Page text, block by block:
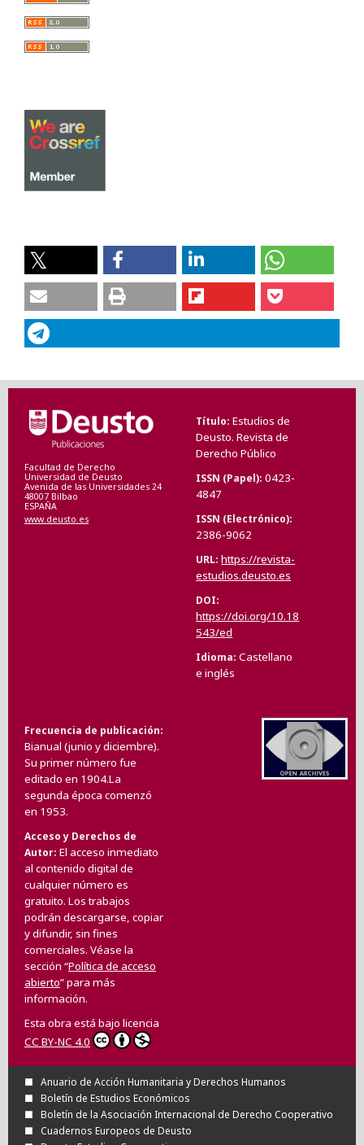
Facultad de Derecho
Universidad de Deusto
Avenida de las Universidades 24
48007 Bilbao
ESPAÑA
www.deusto.es
Título Estudios de
Deusto. Revista de
Derecho Público
ISSN (Papel) 0423-
4847
ISSN (Electrónico)
2386-9062
URL https://revista-
estudios.deusto.es
DOI
https://doi.org/10.18
543/ed
Idioma Castellano
e inglés
Frecuencia de publicación
Bianual (junio y diciembre).
Su primer número fue
editado en 1904.La
segunda época comenzó
en 1953.
Acceso y Derechos de
Autor El acceso inmediato
al contenido digital de
cualquier número es
gratuito. Los trabajos
podrán descargarse, copiar
y difundir, sin fines
comerciales. Véase la
sección “Política de acceso
abierto” para más
información.
Esta obra está bajo licencia
CC BY-NC 4.0
Anuario de Acción Humanitaria y Derechos Humanos
Boletín de Estudios Económicos
Boletín de la Asociación Internacional de Derecho Cooperativo
Cuadernos Europeos de Deusto